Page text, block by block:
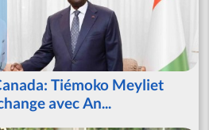
Tiémoko Meyliet
avec An...